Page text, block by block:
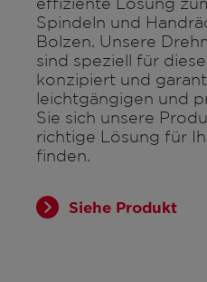
Spindeln und
Bolzen. Unsere
sind speziell für
konzipiert und
leichtgängigen und
Sie sich unsere
richtige Lösung für
finden.
Siehe Produkt